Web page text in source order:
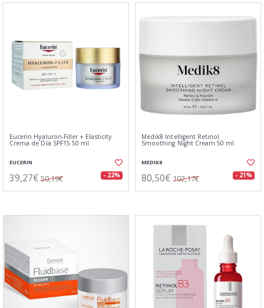
Eucerin Hyaluron-Filler + Elasticity
Crema de Día SPF15 50 ml
EUCERIN
39,27€ 50,19€ - 22%
Medik8 Intelligent Retinol
Smoothing Night Cream 50 ml
MEDIK8
80,50€ 102,17€ - 21%